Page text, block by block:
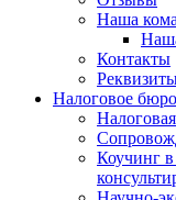
Наша
Контакты
Налоговое бюро
Коучинг